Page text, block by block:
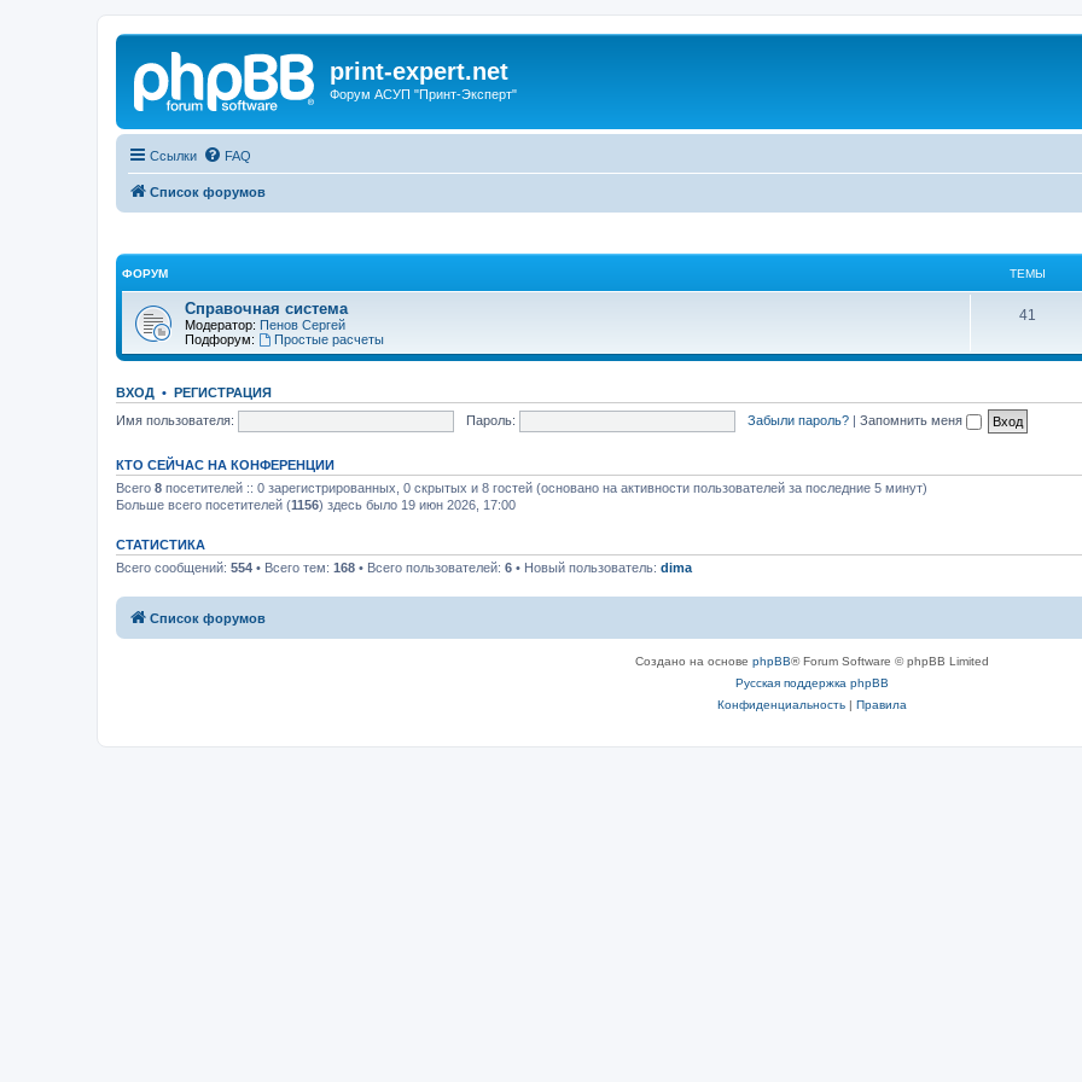
print-expert.net
Форум АСУП "Принт-Эксперт"
Ссылки FAQ
Список форумов
ФОРУМ ТЕМЫ
Справочная система
Модератор: Пенов Сергей
Подфорум:
Простые расчеты
41
ВХОД • РЕГИСТРАЦИЯ
Имя пользователя:
Пароль: Забыли пароль? | Запомнить меня
КТО СЕЙЧАС НА КОНФЕРЕНЦИИ
Всего 8 посетителей :: 0 зарегистрированных, 0 скрытых и 8 гостей (основано на активности пользователей за последние 5 минут)
Больше всего посетителей (1156) здесь было 19 июн 2026, 17:00
СТАТИСТИКА
Всего сообщений: 554 • Всего тем: 168 • Всего пользователей: 6 • Новый пользователь: dima
Список форумов
Создано на основе phpBB® Forum Software © phpBB Limited
Русская поддержка phpBB
Конфиденциальность| Правила